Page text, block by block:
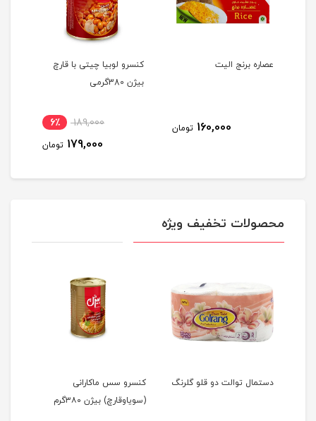
عصاره برنج الیت
160,000 تومان
کنسرو لوبیا چیتی با قارچ
بیژن 380گرمی
189,000 6٪
179,000 تومان
محصولات تخفیف ویژه
دستمال توالت دو قلو گلرنگ
کنسرو سس ماکارانی
(سویا‌و‌قارچ) بیژن ۳۸۰گرم